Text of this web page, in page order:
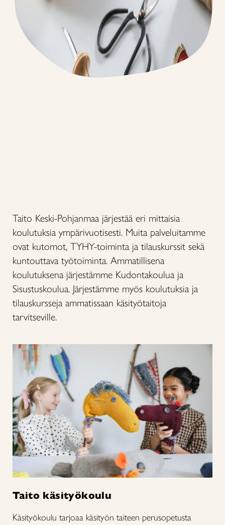
Taito Keski-Pohjanmaa järjestää eri mittaisia
koulutuksia ympärivuotisesti. Muita palveluitamme
ovat kutomot, TYHY-toiminta ja tilauskurssit sekä
kuntouttava työtoiminta. Ammatillisena
koulutuksena järjestämme Kudontakoulua ja
Sisustuskoulua. Järjestämme myös koulutuksia ja
tilauskursseja ammatissaan käsityötaitoja
tarvitseville.
Taito käsityökoulu
Käsityökoulu tarjoaa käsityön taiteen perusopetusta